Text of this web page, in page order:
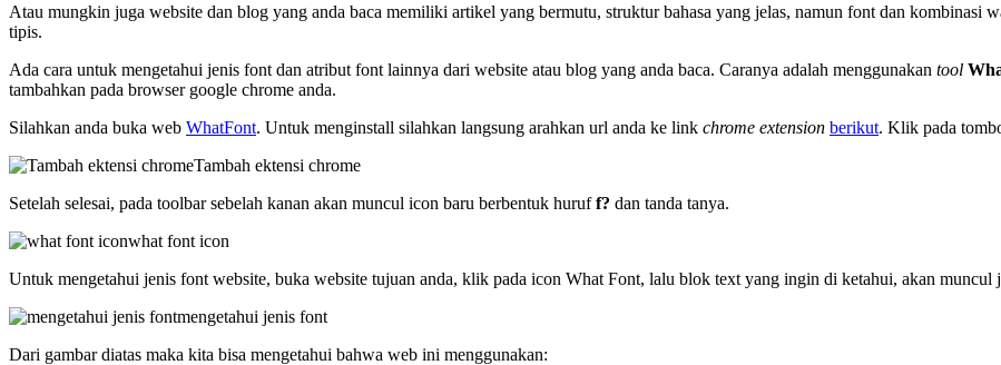
Atau mungkin juga website dan blog yang anda baca memiliki artikel yang bermutu, struktur bahasa yang jelas, namun font dan kombinasi
tipis.
Ada cara untuk mengetahui jenis font dan atribut font lainnya dari website atau blog yang anda baca. Caranya adalah menggunakan tool
tambahkan pada browser google chrome anda.
Silahkan anda buka web WhatFont. Untuk menginstall silahkan langsung arahkan url anda ke link chrome extension berikut. Klik pada
Tambah ektensi chrome
Setelah selesai, pada toolbar sebelah kanan akan muncul icon baru berbentuk huruff? dan tanda tanya.
what font icon
Untuk mengetahui jenis font website, buka website tujuan anda, klik pada icon What Font, lalu blok text yang ingin di ketahui, akan muncul
mengetahui jenis font
Dari gambar diatas maka kita bisa mengetahui bahwa web ini menggunakan: